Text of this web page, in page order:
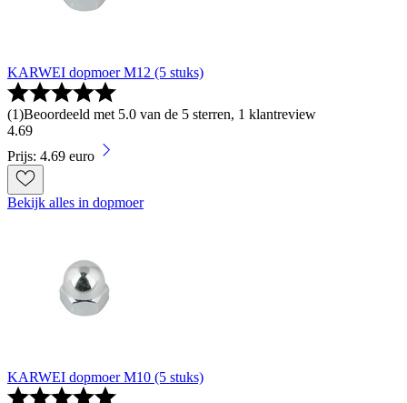
KARWEI dopmoer M12 (5 stuks)
(1)Beoordeeld met 5.0 van de 5 sterren, 1 klantreview
4.69
Prijs: 4.69 euro
Bekijk alles in dopmoer
KARWEI dopmoer M10 (5 stuks)